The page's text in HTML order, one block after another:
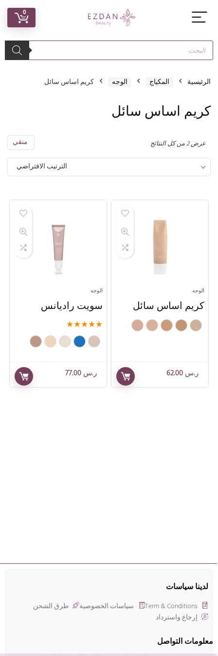
0
الرئيسية المكياج الوجه كريم اساس سائل
كريم اساس سائل
منقي عرض ⁦2⁩ من كل النتائج
الترتيب الافتراضي
الوجه
كريم اساس سائل
ر.س62.00
الوجه
سويت راديانس
★
★
★
★
★
ر.س77.00
لدينا سياسات
Term & Conditions سياسات الخصوصية
طرق الشحن
إرجاع واسترداد
معلومات التواصل